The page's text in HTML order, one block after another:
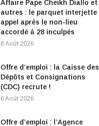
Affaire Pape Cheikh Diallo et
autres : le parquet interjette
appel après le non-lieu
accordé à 28 inculpés
8 Août 2026
Offre d’emploi : la Caisse des
Dépôts et Consignations
(CDC) recrute !
6 Août 2026
Offre d’emploi : l’Agence